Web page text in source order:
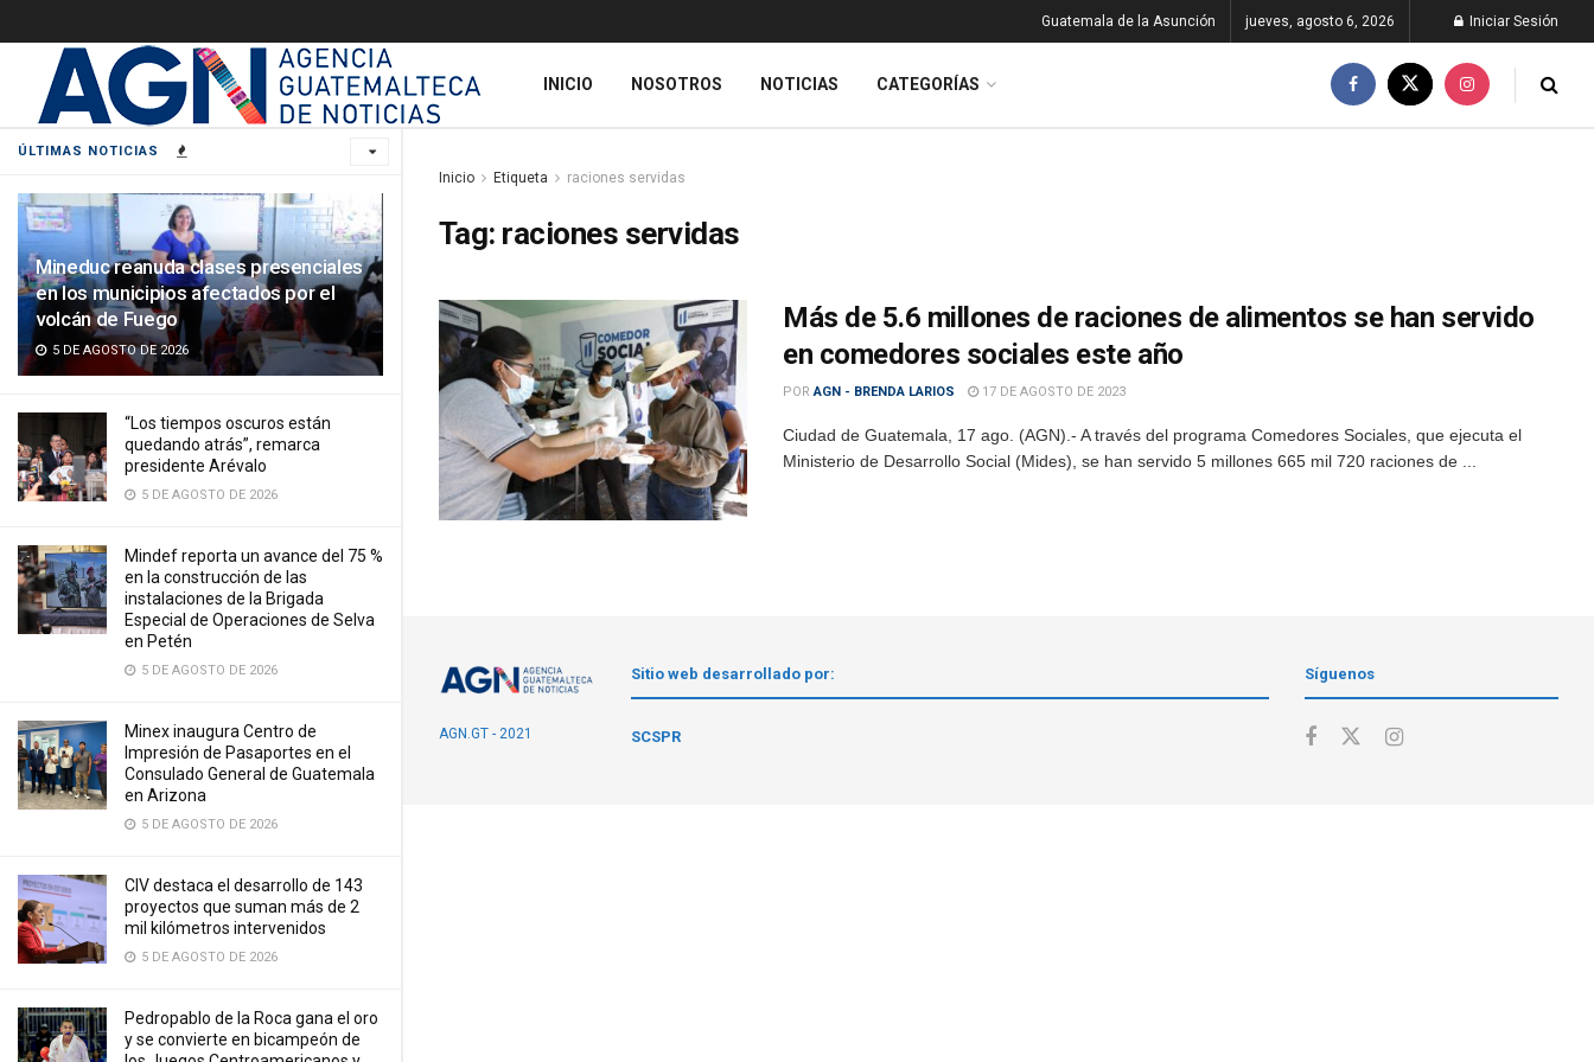
ÚLTIMAS NOTICIAS
Mineduc reanuda clases presenciales
en los municipios afectados por el
volcán de Fuego
5 DE AGOSTO DE 2026
“Los tiempos oscuros están
quedando atrás”, remarca
presidente Arévalo
5 DE AGOSTO DE 2026
Mindef reporta un avance del 75 %
en la construcción de las
instalaciones de la Brigada
Especial de Operaciones de Selva
en Petén
5 DE AGOSTO DE 2026
Minex inaugura Centro de
Impresión de Pasaportes en el
Consulado General de Guatemala
en Arizona
5 DE AGOSTO DE 2026
CIV destaca el desarrollo de 143
proyectos que suman más de 2
mil kilómetros intervenidos
5 DE AGOSTO DE 2026
Pedropablo de la Roca gana el oro
y se convierte en bicampeón de
Guatemala de la Asunción jueves, agosto 6, 2026 Iniciar Sesión
INICIO NOSOTROS NOTICIAS CATEGORÍAS
Inicio Etiqueta raciones servidas
Tag: raciones servidas
Más de 5.6 millones de raciones de alimentos se han servido
en comedores sociales este año
POR AGN - BRENDA LARIOS 17 DE AGOSTO DE 2023
Ciudad de Guatemala, 17 ago. (AGN).- A través del programa Comedores Sociales, que ejecuta el
Ministerio de Desarrollo Social (Mides), se han servido 5 millones 665 mil 720 raciones de ...
AGN.GT - 2021
Sitio web desarrollado por:
SCSPR
Síguenos